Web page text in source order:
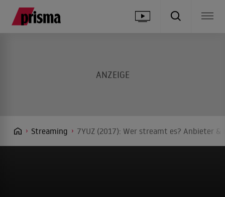
Streaming 7YUZ (2017): Wer streamt es? Anbieter &